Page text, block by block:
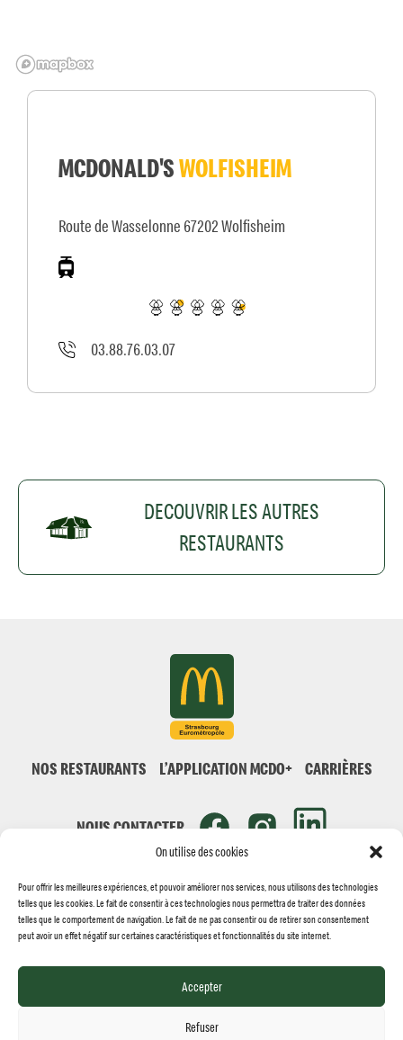
On utilise des cookies
Pour offrir les meilleures expériences, et pouvoir améliorer nos services, nous utilisons des technologies
telles que les cookies. Le fait de consentir à ces technologies nous permettra de traiter des données
telles que le comportement de navigation. Le fait de ne pas consentir ou de retirer son consentement
peut avoir un effet négatif sur certaines caractéristiques et fonctionnalités du site internet.
Accepter
Refuser
MCDONALD'SWOLFISHEIM
Route de Wasselonne 67202 Wolfisheim
03.88.76.03.07
DECOUVRIR LES AUTRES
RESTAURANTS
NOS RESTAURANTS L’APPLICATION MCDO+ CARRIÈRES
NOUS CONTACTER
© MCDONALD'S STRASBOURG 2026
RéalisationJolifish Europe
POLITIQUE DES COOKIES